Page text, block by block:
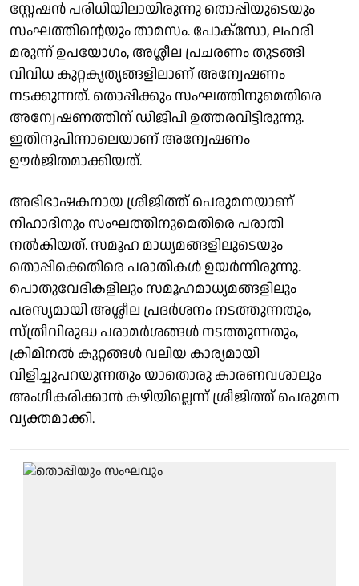
സ്റ്റേഷൻ പരിധിയിലായിരുന്നു തൊപ്പിയുടെയും
സംഘത്തിന്റെയും താമസം. പോക്സോ, ലഹരി
മരുന്ന് ഉപയോഗം, അശ്ലീല പ്രചരണം തുടങ്ങി
വിവിധ കുറ്റകൃത്യങ്ങളിലാണ് അന്വേഷണം
നടക്കുന്നത്. തൊപ്പിക്കും സംഘത്തിനുമെതിരെ
അന്വേഷണത്തിന് ഡിജിപി ഉത്തരവിട്ടിരുന്നു.
ഇതിനുപിന്നാലെയാണ് അന്വേഷണം
ഊർജിതമാക്കിയത്.
അഭിഭാഷകനായ ശ്രീജിത്ത്‌ പെരുമനയാണ്
നിഹാദിനും സംഘത്തിനുമെതിരെ പരാതി
നൽകിയത്. സമൂ​ഹ മാധ്യമങ്ങളിലൂടെയും
തൊപ്പിക്കെതിരെ പരാതികൾ ഉയർന്നിരുന്നു.
പൊതുവേദികളിലും സമൂഹമാധ്യമങ്ങളിലും
പരസ്യമായി അശ്ലീല പ്രദർശനം നടത്തുന്നതും,
സ്ത്രീവിരുദ്ധ പരാമർശങ്ങൾ നടത്തുന്നതും,
ക്രിമിനൽ കുറ്റങ്ങൾ വലിയ കാര്യമായി
വിളിച്ചുപറയുന്നതും യാതൊരു കാരണവശാലും
അംഗീകരിക്കാൻ കഴിയില്ലെന്ന് ശ്രീജിത്ത് പെരുമന
വ്യക്തമാക്കി.